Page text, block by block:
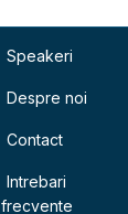
Speakeri
Despre noi
Contact
Intrebari
frecvente